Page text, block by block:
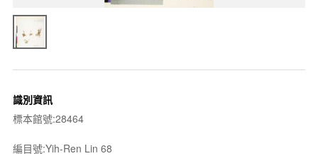
識別資訊
標本館號:28464
編目號:Yih-Ren Lin 68